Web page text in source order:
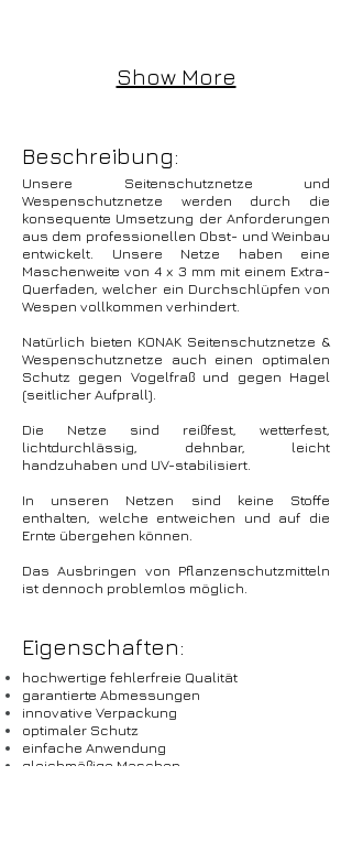
Show More
Beschreibung:
Unsere Seitenschutznetze und
Wespenschutznetze werden durch die
konsequente Umsetzung der Anforderungen
aus dem professionellen Obst- und Weinbau
entwickelt. Unsere Netze haben eine
Maschenweite von 4 x 3 mm mit einem Extra-
Querfaden, welcher ein Durchschlüpfen von
Wespen vollkommen verhindert.
Natürlich bieten KONAK Seitenschutznetze &
Wespenschutznetze auch einen optimalen
Schutz gegen Vogelfraß und gegen Hagel
(seitlicher Aufprall).
Die Netze sind reißfest, wetterfest,
lichtdurchlässig, dehnbar, leicht
handzuhaben und UV-stabilisiert.
In unseren Netzen sind keine Stoffe
enthalten, welche entweichen und auf die
Ernte übergehen können.
Das Ausbringen von Pflanzenschutzmitteln
ist dennoch problemlos möglich.
Eigenschaften:
hochwertige fehlerfreie Qualität
garantierte Abmessungen
innovative Verpackung
optimaler Schutz
einfache Anwendung
gleichmäßige Maschen